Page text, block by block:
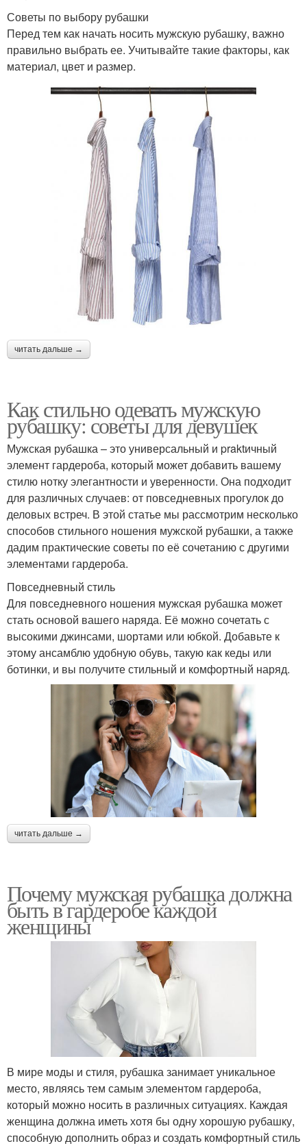
Советы по выбору рубашки
Перед тем как начать носить мужскую рубашку, важно
правильно выбрать ее. Учитывайте такие факторы, как
материал, цвет и размер.
читать дальше →
Как стильно одевать мужскую
рубашку: советы для девушек
Мужская рубашка – это универсальный и praktичный
элемент гардероба, который может добавить вашему
стилю нотку элегантности и уверенности. Она подходит
для различных случаев: от повседневных прогулок до
деловых встреч. В этой статье мы рассмотрим несколько
способов стильного ношения мужской рубашки, а также
дадим практические советы по её сочетанию с другими
элементами гардероба.
Повседневный стиль
Для повседневного ношения мужская рубашка может
стать основой вашего наряда. Её можно сочетать с
высокими джинсами, шортами или юбкой. Добавьте к
этому ансамблю удобную обувь, такую как кеды или
ботинки, и вы получите стильный и комфортный наряд.
читать дальше →
Почему мужская рубашка должна
быть в гардеробе каждой
женщины
В мире моды и стиля, рубашка занимает уникальное
место, являясь тем самым элементом гардероба,
который можно носить в различных ситуациях. Каждая
женщина должна иметь хотя бы одну хорошую рубашку,
способную дополнить образ и создать комфортный стиль